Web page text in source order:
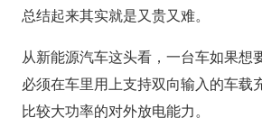
总结起来其实就是又贵又难。
从新能源汽车这头看，一台车如果想
必须在车里用上支持双向输入的车载
比较大功率的对外放电能力。